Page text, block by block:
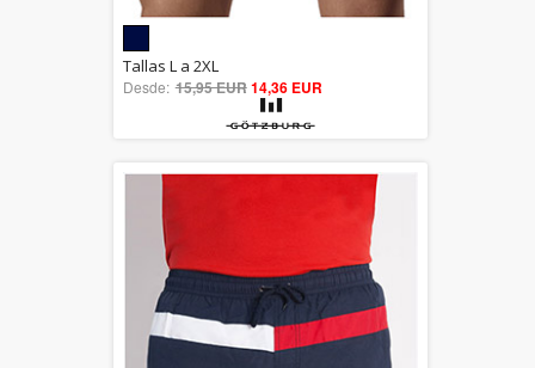
out of 5
Tallas L a 2XL
Desde: 15,95 EUR14,36 EUR